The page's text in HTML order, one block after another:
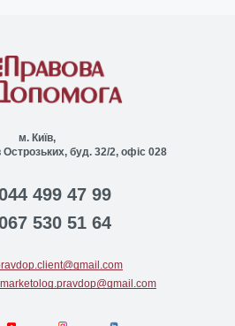
м. Київ,
Острозьких, буд. 32/2, офіс 028
499 47 99
530 51 64
marketolog.pravdop@gmail.com